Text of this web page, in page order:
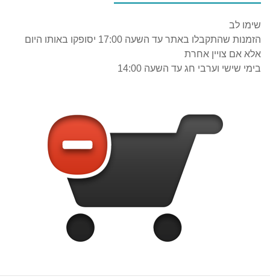
שימו לב
הזמנות שהתקבלו באתר עד השעה 17:00 יסופקו באותו היום
אלא אם צויין אחרת
בימי שישי וערבי חג עד השעה 14:00